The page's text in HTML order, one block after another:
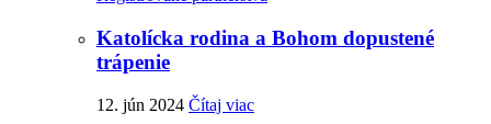
Katolícka rodina a Bohom dopustené
trápenie
12. jún 2024 Čítaj viac